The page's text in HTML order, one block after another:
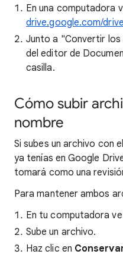
En una computadora
drive.google.com/
Junto a "Convertir
del editor de
casilla.
Cómo subir
nombre
Si subes un archivo con
ya tenías en Google
tomará como una
Para mantener ambos
En tu computadora
Sube un archivo.
Haz clic en